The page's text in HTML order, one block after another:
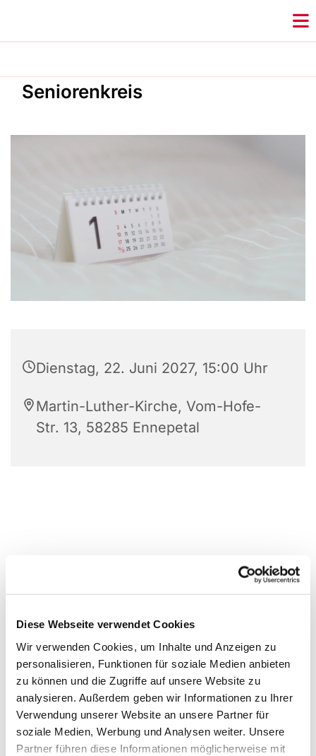
Diese Webseite verwendet Cookies
Wir verwenden Cookies, um Inhalte und Anzeigen zu
personalisieren, Funktionen für soziale Medien anbieten
zu können und die Zugriffe auf unsere Website zu
analysieren. Außerdem geben wir Informationen zu Ihrer
Verwendung unserer Website an unsere Partner für
soziale Medien, Werbung und Analysen weiter. Unsere
Partner führen diese Informationen möglicherweise mit
Seniorenkreis
Dienstag, 22. Juni 2027, 15:00 Uhr
Martin-Luther-Kirche, Vom-Hofe-
Str. 13, 58285 Ennepetal